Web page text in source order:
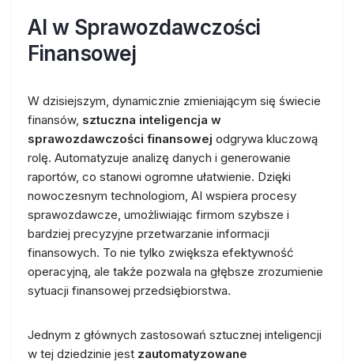
AI w Sprawozdawczości
Finansowej
W dzisiejszym, dynamicznie zmieniającym się świecie
finansów, sztuczna inteligencja w
sprawozdawczości finansowej odgrywa kluczową
rolę. Automatyzuje analizę danych i generowanie
raportów, co stanowi ogromne ułatwienie. Dzięki
nowoczesnym technologiom, AI wspiera procesy
sprawozdawcze, umożliwiając firmom szybsze i
bardziej precyzyjne przetwarzanie informacji
finansowych. To nie tylko zwiększa efektywność
operacyjną, ale także pozwala na głębsze zrozumienie
sytuacji finansowej przedsiębiorstwa.
Jednym z głównych zastosowań sztucznej inteligencji
w tej dziedzinie jest zautomatyzowane